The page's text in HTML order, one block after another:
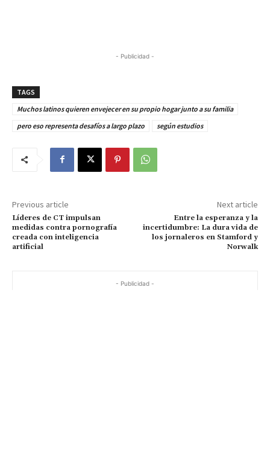
- Publicidad -
TAGS
Muchos latinos quieren envejecer en su propio hogar junto a su familia
pero eso representa desafíos a largo plazo
según estudios
Previous article
Líderes de CT impulsan
medidas contra pornografía
creada con inteligencia
artificial
Next article
Entre la esperanza y la
incertidumbre: La dura vida de
los jornaleros en Stamford y
Norwalk
- Publicidad -